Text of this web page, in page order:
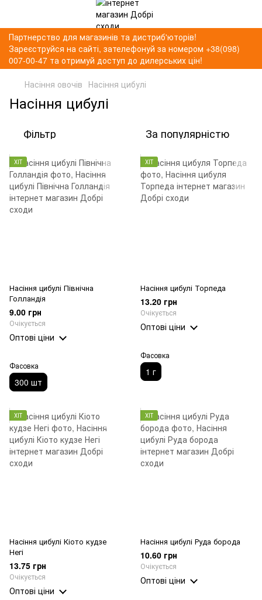
Партнерство для магазинів та дистриб'юторів!
Зареєструйся на сайті, зателефонуй за номером +38(098)
007-00-47 та отримуй доступ до дилерських цін!
Насіння овочів Насіння цибулі
Насіння цибулі
Фільтр За популярністю
ХІТ
Насіння цибулі Північна
Голландія
9.00 грн
Очікується
Оптові ціни
Фасовка
300 шт
ХІТ
Насіння цибулі Торпеда
13.20 грн
Очікується
Оптові ціни
Фасовка
1 г
ХІТ
Насіння цибулі Кіото кудзе
Негі
13.75 грн
Очікується
Оптові ціни
ХІТ
Насіння цибулі Руда борода
10.60 грн
Очікується
Оптові ціни